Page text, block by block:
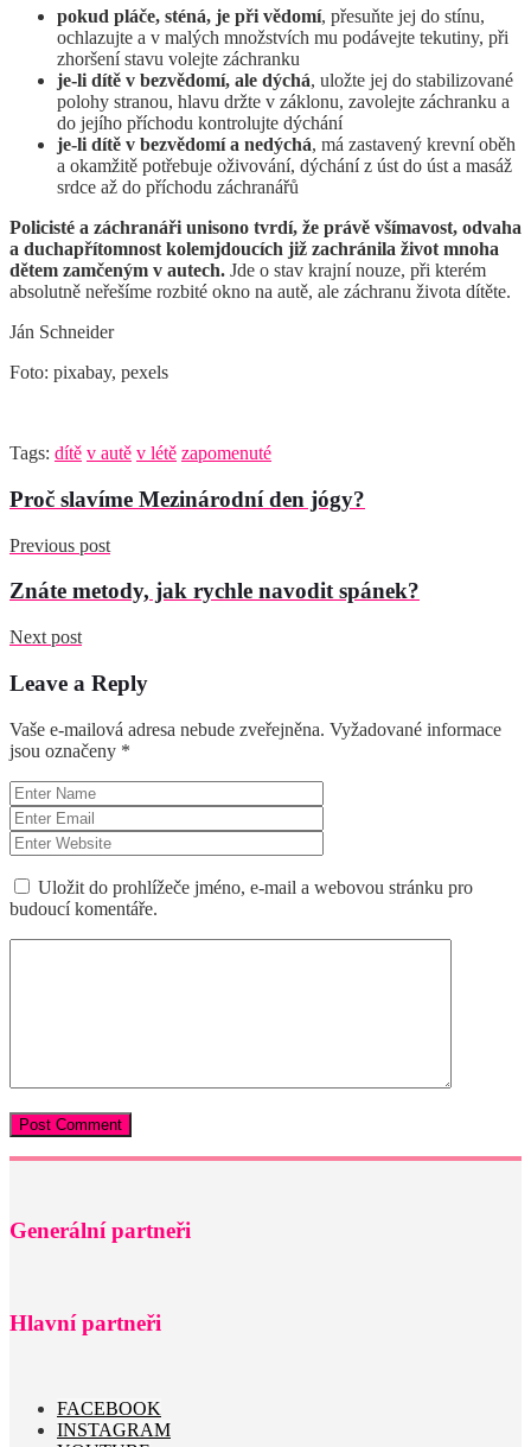
pokud pláče, sténá, je při vědomí, přesuňte jej do stínu,
ochlazujte a v malých množstvích mu podávejte tekutiny, při
zhoršení stavu volejte záchranku
je-li dítě v bezvědomí, ale dýchá, uložte jej do stabilizované
polohy stranou, hlavu držte v záklonu, zavolejte záchranku a
do jejího příchodu kontrolujte dýchání
je-li dítě v bezvědomí a nedýchá, má zastavený krevní oběh
a okamžitě potřebuje oživování, dýchání z úst do úst a masáž
srdce až do příchodu záchranářů
Policisté a záchranáři unisono tvrdí, že právě všímavost, odvaha
a duchapřítomnost kolemjdoucích již zachránila život mnoha
dětem zamčeným v autech. Jde o stav krajní nouze, při kterém
absolutně neřešíme rozbité okno na autě, ale záchranu života dítěte.
Ján Schneider
Foto: pixabay, pexels
Tags: dítě v autě v létě zapomenuté
Proč slavíme Mezinárodní den jógy?
Previous post
Znáte metody, jak rychle navodit spánek?
Next post
Leave a Reply
Vaše e-mailová adresa nebude zveřejněna. Vyžadované informace
jsou označeny *
Uložit do prohlížeče jméno, e-mail a webovou stránku pro
budoucí komentáře.
Generální partneři
Hlavní partneři
FACEBOOK
INSTAGRAM